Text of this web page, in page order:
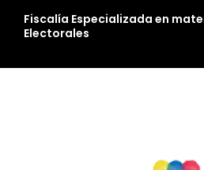
Fiscalía Especializada en
Electorales